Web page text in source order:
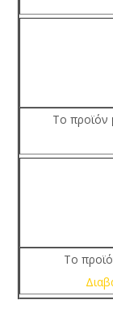
Το προϊόν
Το